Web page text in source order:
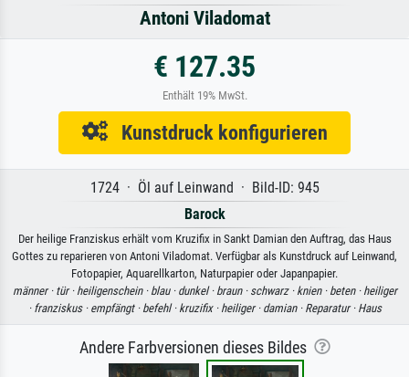
Antoni Viladomat
€ 127.35
Enthält 19% MwSt.
Kunstdruck konfigurieren
1724 · Öl auf Leinwand · Bild-ID: 945
Barock
Der heilige Franziskus erhält vom Kruzifix in Sankt Damian den Auftrag, das Haus
Gottes zu reparieren von Antoni Viladomat. Verfügbar als Kunstdruck auf Leinwand,
Fotopapier, Aquarellkarton, Naturpapier oder Japanpapier.
männer · tür · heiligenschein · blau · dunkel · braun · schwarz · knien · beten · heiliger
· franziskus · empfängt · befehl · kruzifix · heiliger · damian · Reparatur · Haus
Andere Farbversionen dieses Bildes